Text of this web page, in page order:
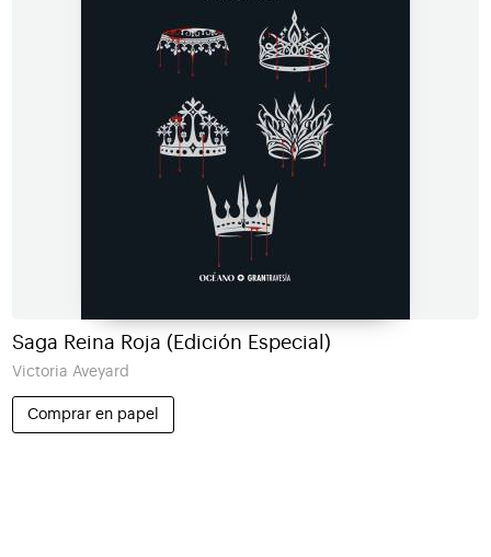
Saga Reina Roja (Edición Especial)
Victoria Aveyard
Comprar en papel